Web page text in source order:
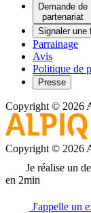
Demande de
partenariat
Signaler une
Parrainage
Avis
Politique de
Presse
Copyright © 2026
Copyright © 2026
Je réalise un
en 2min
J'appelle un